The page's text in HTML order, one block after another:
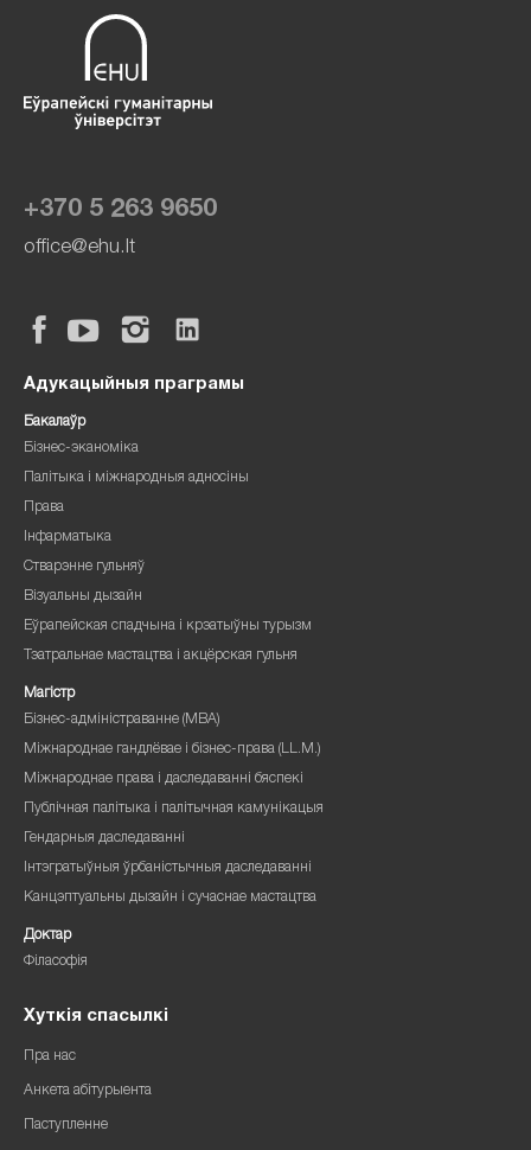
+370 5 263 9650
office@ehu.lt
Адукацыйныя праграмы
Бакалаўр
Бізнес-эканоміка
Палітыка і міжнародныя адносіны
Права
Інфарматыка
Стварэнне гульняў
Візуальны дызайн
Еўрапейская спадчына і крэатыўны турызм
Тэатральнае мастацтва і акцёрская гульня
Магістр
Бізнес-адміністраванне (MBA)
Міжнароднае гандлёвае і бізнес-права (LL.M.)
Міжнароднае права і даследаванні бяспекі
Публічная палітыка і палітычная камунікацыя
Гендарныя даследаванні
Інтэгратыўныя ўрбаністычныя даследаванні
Канцэптуальны дызайн і сучаснае мастацтва
Доктар
Філасофія
Хуткія спасылкі
Пра нас
Анкета абітурыента
Паступленне